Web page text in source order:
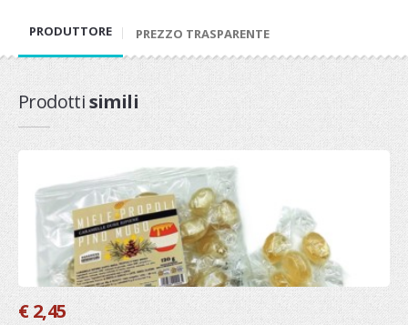
PRODUTTORE PREZZO TRASPARENTE
Prodottisimili
€ 2,45